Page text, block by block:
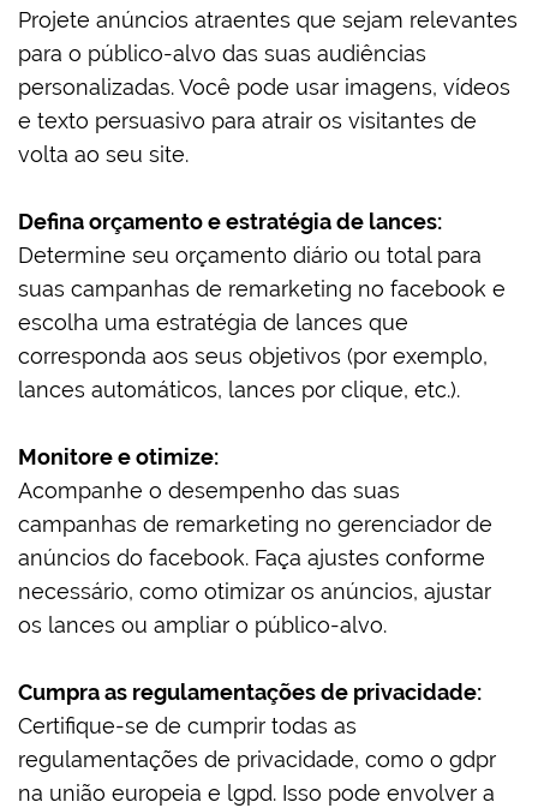
Projete anúncios atraentes que sejam relevantes
para o público-alvo das suas audiências
personalizadas. Você pode usar imagens, vídeos
e texto persuasivo para atrair os visitantes de
volta ao seu site.
Defina orçamento e estratégia de lances:
Determine seu orçamento diário ou total para
suas campanhas de remarketing no facebook e
escolha uma estratégia de lances que
corresponda aos seus objetivos (por exemplo,
lances automáticos, lances por clique, etc.).
Monitore e otimize:
Acompanhe o desempenho das suas
campanhas de remarketing no gerenciador de
anúncios do facebook. Faça ajustes conforme
necessário, como otimizar os anúncios, ajustar
os lances ou ampliar o público-alvo.
Cumpra as regulamentações de privacidade:
Certifique-se de cumprir todas as
regulamentações de privacidade, como o gdpr
na união europeia e lgpd. Isso pode envolver a